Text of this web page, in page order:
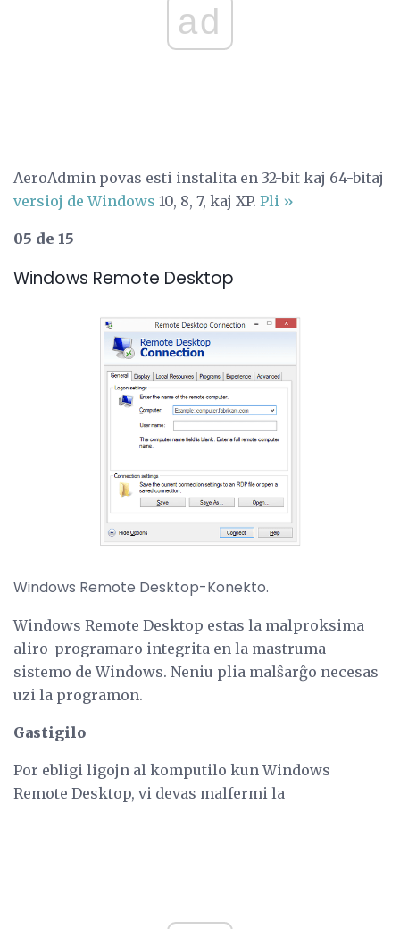
ad
AeroAdmin povas esti instalita en 32-bit kaj 64-bitaj
versioj de Windows 10, 8, 7, kaj XP. Pli »
05 de 15
Windows Remote Desktop
Windows Remote Desktop-Konekto.
Windows Remote Desktop estas la malproksima
aliro-programaro integrita en la mastruma
sistemo de Windows. Neniu plia malŝarĝo necesas
uzi la programon.
Gastigilo
Por ebligi ligojn al komputilo kun Windows
Remote Desktop, vi devas malfermi la